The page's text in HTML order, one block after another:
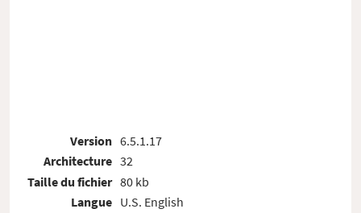
Version
Architecture
Taille du fichier
Langue
6.5.1.17
32
80 kb
U.S. English